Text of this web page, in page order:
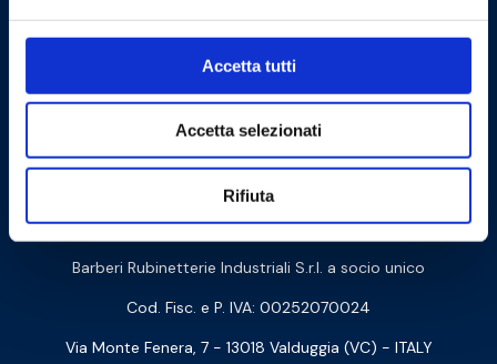
Accetta tutti
Accetta selezionati
Rifiuta
Cookie Policy Privacy Policy
Связаться с нами
Barberi Rubinetterie Industriali S.r.l. a socio unico
Cod. Fisc. e P. IVA: 00252070024
Via Monte Fenera, 7 - 13018 Valduggia (VC) - ITALY